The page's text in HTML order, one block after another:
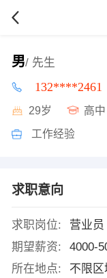
男/ 先生
132****2461
29岁 高中
工作经验
求职意向
求职岗位:
营业员
期望薪资:
4000-
所在地点:
不限区